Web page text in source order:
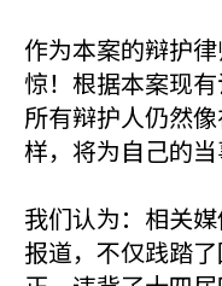
作为本案的辩护
惊！根据本案现
所有辩护人仍然
样，将为自己的当
我们认为：相关
报道，不仅践踏